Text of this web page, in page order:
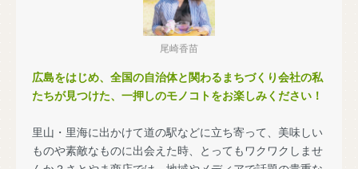
尾崎香苗
広島をはじめ、全国の自治体と関わるまちづくり会社の私
たちが見つけた、一押しのモノコトをお楽しみください！
里山・里海に出かけて道の駅などに立ち寄って、美味しい
ものや素敵なものに出会えた時、とってもワクワクしませ